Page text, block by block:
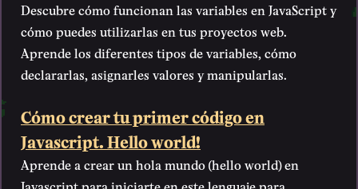
Descubre cómo funcionan las variables en JavaScript y
cómo puedes utilizarlas en tus proyectos web.
Aprende los diferentes tipos de variables, cómo
declararlas, asignarles valores y manipularlas.
Cómo crear tu primer código en
Javascript. Hello world!
Aprende a crear un hola mundo (hello world) en
Javascript para iniciarte en este lenguaje para